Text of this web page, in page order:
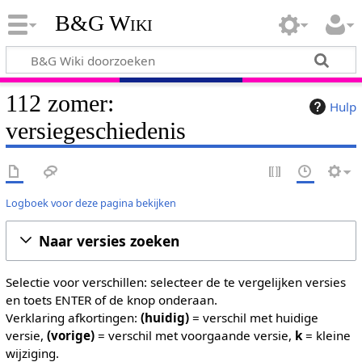
B&G Wiki
Hulp
112 zomer:
versiegeschiedenis
Logboek voor deze pagina bekijken
Naar versies zoeken
Selectie voor verschillen: selecteer de te vergelijken versies
en toets ENTER of de knop onderaan.
Verklaring afkortingen: (huidig)= verschil met huidige
versie, (vorige)= verschil met voorgaande versie, k= kleine
wijziging.